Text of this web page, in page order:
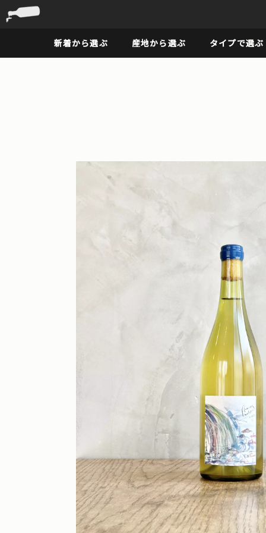
新着から選ぶ 産地から選ぶ タイプで選ぶ